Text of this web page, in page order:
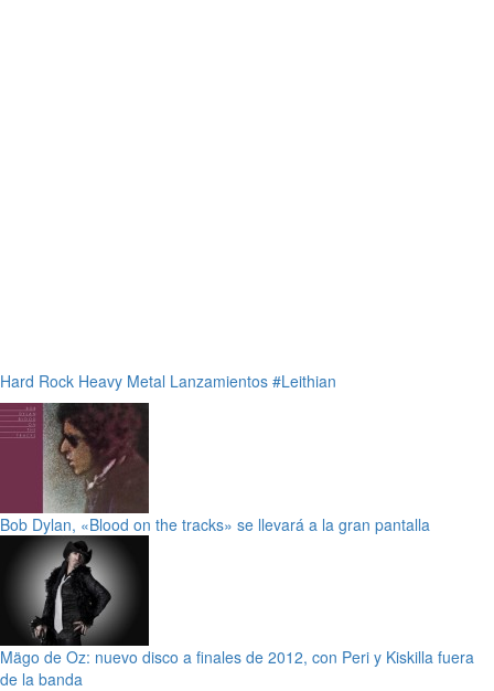
Hard Rock Heavy Metal Lanzamientos #Leithian
Bob Dylan, «Blood on the tracks» se llevará a la gran pantalla
Mägo de Oz: nuevo disco a finales de 2012, con Peri y Kiskilla fuera
de la banda